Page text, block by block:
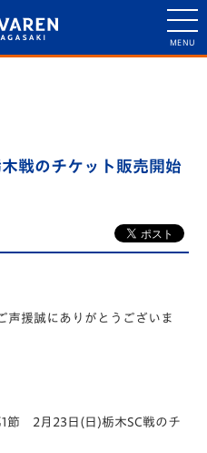
戦のチケット販売開始
声援誠にありがとうございま
節 2月23日(日)栃木SC戦のチ